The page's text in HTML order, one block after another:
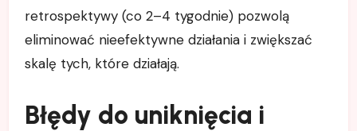
retrospektywy (co 2–4 tygodnie) pozwolą
eliminować nieefektywne działania i zwiększać
skalę tych, które działają.
Błędy do uniknięcia i